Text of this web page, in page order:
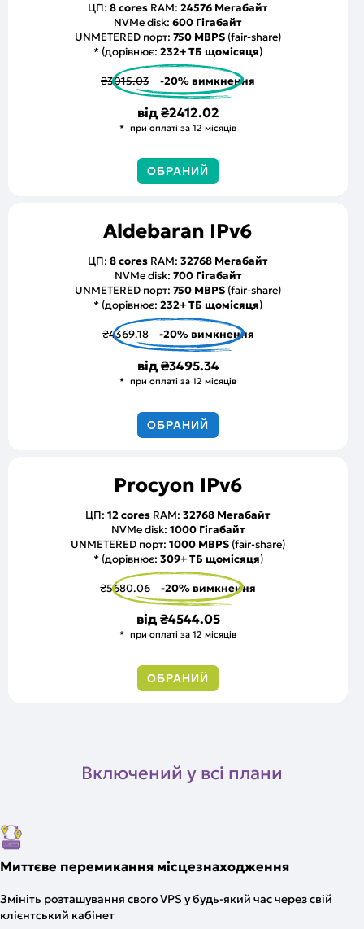
ЦП: 8 cores RAM: 24576 Мегабайт
NVMe disk: 600 Гігабайт
UNMETERED порт: 750 MBPS (fair-share)
* (дорівнює: 232+ ТБ щомісяця)
₴3015.03 -20% вимкнення
від ₴2412.02
при оплаті за 12 місяців
ОБРАНИЙ
Aldebaran IPv6
ЦП: 8 cores RAM: 32768 Мегабайт
NVMe disk: 700 Гігабайт
UNMETERED порт: 750 MBPS (fair-share)
* (дорівнює: 232+ ТБ щомісяця)
₴4369.18 -20% вимкнення
від ₴3495.34
при оплаті за 12 місяців
ОБРАНИЙ
Procyon IPv6
ЦП: 12 cores RAM: 32768 Мегабайт
NVMe disk: 1000 Гігабайт
UNMETERED порт: 1000 MBPS (fair-share)
* (дорівнює: 309+ ТБ щомісяця)
₴5680.06 -20% вимкнення
від ₴4544.05
при оплаті за 12 місяців
ОБРАНИЙ
Включений у всі плани
Миттєве перемикання місцезнаходження
Змініть розташування свого VPS у будь-який час через свій
клієнтський кабінет